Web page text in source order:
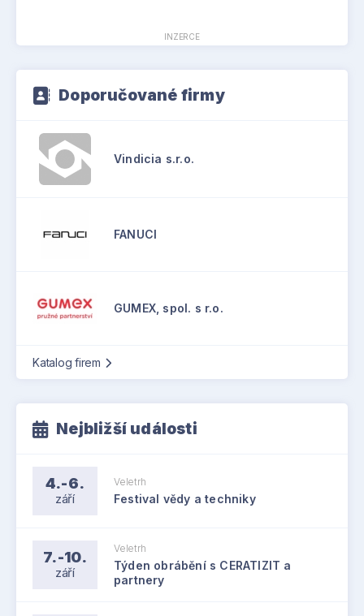
INZERCE
Doporučované firmy
Vindicia s.r.o.
FANUCI
GUMEX, spol. s r.o.
Katalog firem
Nejbližší události
4.-6.
září
Veletrh
Festival vědy a techniky
7.-10.
září
Veletrh
Týden obrábění s CERATIZIT a
partnery